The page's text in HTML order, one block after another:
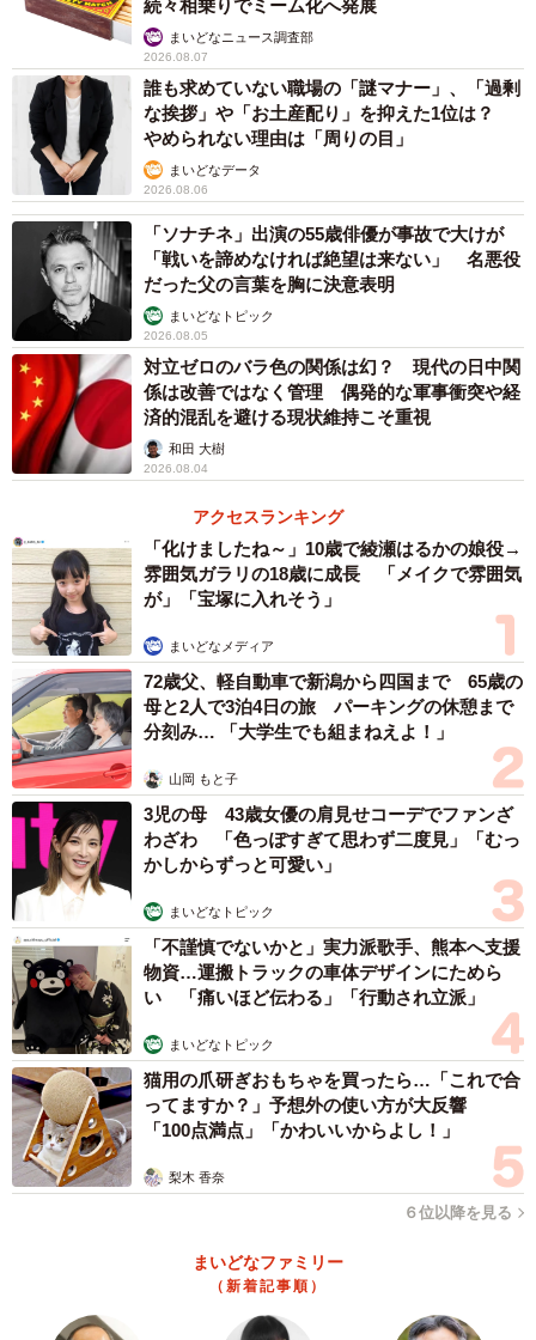
ット）
「買う or 買わない」で顧客を判断したくないとい
う思い
ーーどのようなジャンルのホビーショップを運営されてい
るんですか？
「田舎の小さな模型店です。品揃えはいい方だと思うの
で、近県遠方からもご来店いただいてます。品揃えはガン
プラなどのプラモデル、ミニ四駆、道具、塗料、モデルガ
ンなどです」
ーーでもこの出禁になった人は、買わないうえに、棚替え
という迷惑行為もあったんですよね？
「そうなんです。ちなみに『棚替え』とは、棚から商品を
手に取って元に戻すというのを延々と繰り返し、元通りに
綺麗に戻さないので結果、商品陳列がグチャグチャに汚く
なることを言います。
普通の方は本当に欲しいもの数個だけを棚から手に取るの
ですが、この手の方は手当たり次第（30～40個ほど）、出
したり入れたりして売り場全体を荒らしてしまうので困る
んです。監視カメラで見てみると、商品を吟味してるよう
には見えるのですが、絶対買わないんですよね」
ーー来店後が大変ですね……でもなぜ１０年も我慢された
んですか？
「来店頻度が月に３～７日、間が空くと数カ月に１度なの
もありますが、買うか買わないかだけでお客さまを区別し
たくなかったんです」
ーー配慮を感じます……お店への出禁を通告したのは、初
めてなんですか？
「いえ、明らかな転売ヤーは過去に出禁にしたことはあり
ますが、『買わない』ということだけで出禁にしたことは
初めてなので悩みました」
ーーなるほど。ホビーショップB-FIELDさんの人柄の良さ
続々相乗りでミーム化へ発展
まいどなニュース調査部
2026.08.07
誰も求めていない職場の「謎マナー」、「過剰
な挨拶」や「お土産配り」を抑えた1位は？
やめられない理由は「周りの目」
まいどなデータ
2026.08.06
「ソナチネ」出演の55歳俳優が事故で大けが
「戦いを諦めなければ絶望は来ない」 名悪役
だった父の言葉を胸に決意表明
まいどなトピック
2026.08.05
対立ゼロのバラ色の関係は幻？ 現代の日中関
係は改善ではなく管理 偶発的な軍事衝突や経
済的混乱を避ける現状維持こそ重視
和田 大樹
2026.08.04
アクセスランキング
「化けましたね～」10歳で綾瀬はるかの娘役→
雰囲気ガラリの18歳に成長 「メイクで雰囲気
が」「宝塚に入れそう」
まいどなメディア
72歳父、軽自動車で新潟から四国まで 65歳の
母と2人で3泊4日の旅 パーキングの休憩まで
分刻み… 「大学生でも組まねえよ！」
山岡 もと子
3児の母 43歳女優の肩見せコーデでファンざ
わざわ 「色っぽすぎて思わず二度見」「むっ
かしからずっと可愛い」
まいどなトピック
「不謹慎でないかと」実力派歌手、熊本へ支援
物資…運搬トラックの車体デザインにためら
い 「痛いほど伝わる」「行動され立派」
まいどなトピック
猫用の爪研ぎおもちゃを買ったら…「これで合
ってますか？」予想外の使い方が大反響
「100点満点」「かわいいからよし！」
梨木 香奈
６位以降を見る
まいどなファミリー
（新着記事順）